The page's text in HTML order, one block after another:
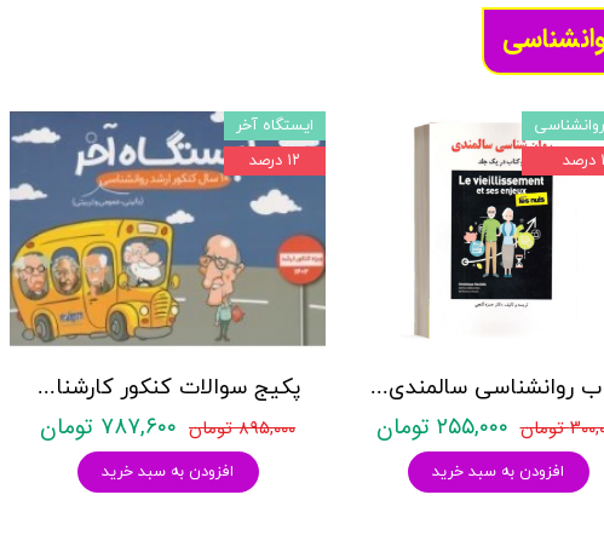
پکیج سوالات کنکور کارشناسی ارشد روانشناسی (بالینی، عمومی و تربیتی) با پاسخنامه تشریحی روان آموز
۸۹۵,۰۰۰ تومان ۷۸۷,۶۰۰ تومان
افزودن به سبد خرید
ایستگاه آخر
۱۲ درصد
کتاب روانشناسی سالمندی - (2 كتاب در 1 جلد) - حمزه گنجی - نشر ساوالان
تومان ۲۵۵,۰۰۰ تومان
افزودن به سبد خرید